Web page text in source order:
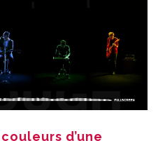
d’une